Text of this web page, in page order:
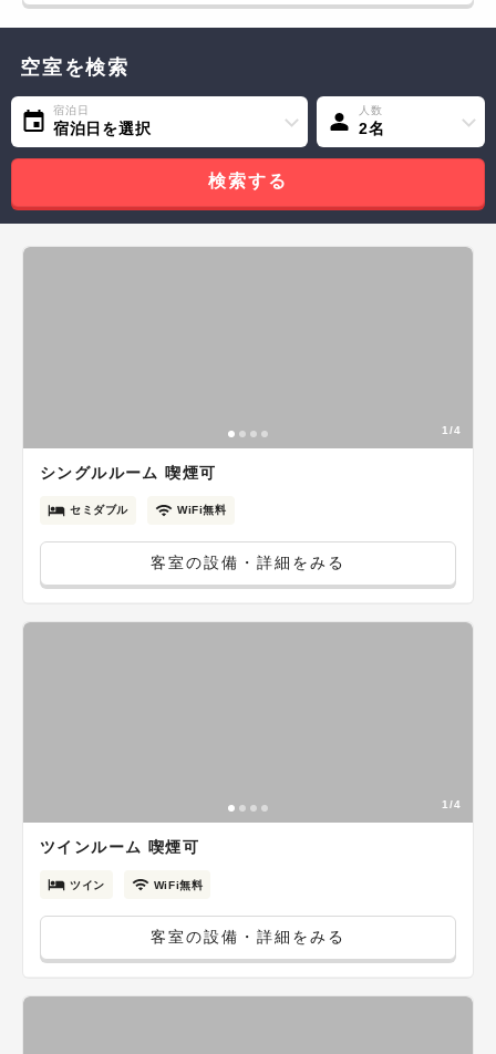
空室を検索
宿泊日
宿泊日を選択
人数
2名
検索する
1/4
シングルルーム 喫煙可
セミダブル WiFi無料
客室の設備・詳細をみる
1/4
ツインルーム 喫煙可
ツイン WiFi無料
客室の設備・詳細をみる